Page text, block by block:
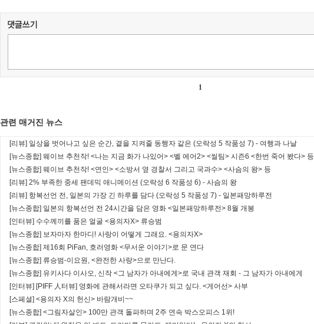
1
관련 매거진 뉴스
[리뷰] 일상을 벗어나고 싶은 순간, 곁을 지켜줄 동행자 같은 (오락성 5 작품성 7) - 여행과 나날
[뉴스종합] 웨이브 추천작! <나는 지금 화가 나있어> <벨 에어2> <씰팀> 시즌6 <한번 죽어 봤다> 등
[뉴스종합] 웨이브 추천작! <연인> <소방서 옆 경찰서 그리고 국과수> <사슴의 왕> 등
[리뷰] 2% 부족한 중세 팬데믹 애니메이션 (오락성 6 작품성 6) - 사슴의 왕
[리뷰] 항복선언 전, 일본의 가장 긴 하루를 담다 (오락성 5 작품성 7) - 일본패망하루전
[뉴스종합] 일본의 항복선언 전 24시간을 담은 영화 <일본패망하루전> 8월 개봉
[인터뷰] 수수께끼를 품은 얼굴 <용의자X> 류승범
[뉴스종합] 보자마자 한마디! 사랑이 어떻게 그래요. <용의자X>
[뉴스종합] 제16회 PiFan, 호러영화 <무서운 이야기>로 문 연다
[뉴스종합] 류승범-이요원, <완전한 사랑>으로 만난다.
[뉴스종합] 유키사다 이사오, 신작 <그 남자가 아내에게>로 국내 관객 재회 - 그 남자가 아내에게
[인터뷰] [PIFF 人터뷰] 영화에 관해서라면 오타쿠가 되고 싶다. <게어선> 사부
[스페셜] <용의자 X의 헌신> 바람개비~~
[뉴스종합] <그림자살인> 100만 관객 돌파하며 2주 연속 박스오피스 1위!